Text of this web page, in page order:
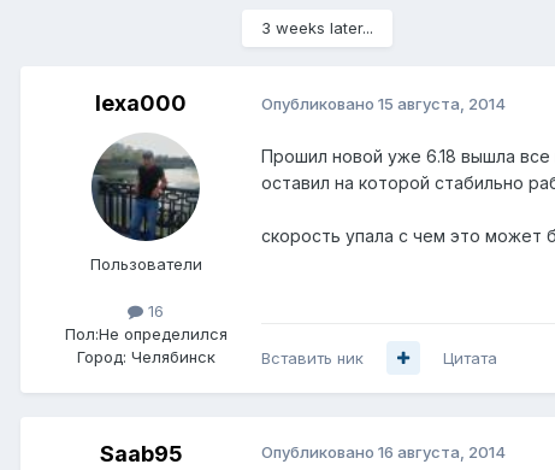
3 weeks later...
lexa000
Пользователи
16
Пол:Не определился
Город: Челябинск
Опубликовано 15 августа, 2014
Прошил новой уже 6.18 вышла все
оставил на которой стабильно
скорость упала с чем это может
Вставить ник Цитата
Saab95 Опубликовано 16 августа, 2014